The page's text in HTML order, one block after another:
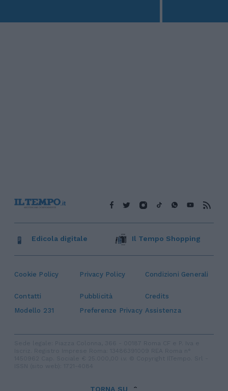
Cookie Policy Privacy Policy Condizioni Generali
Contatti Pubblicità
Credits
Modello 231
Preferenze Privacy Assistenza
Edicola digitale Il Tempo Shopping
TORNA SU